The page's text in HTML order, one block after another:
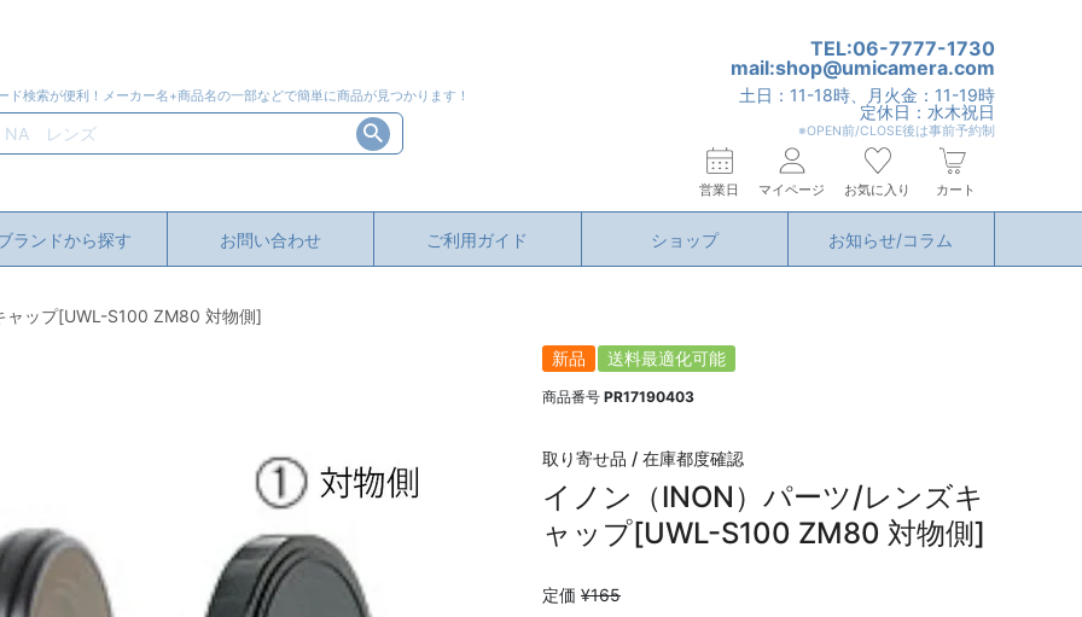
ド検索が便利！メーカー名+商品名の一部などで簡単に商品が見つかります！
TEL:06-7777-1730
mail:shop@umicamera.com
土日：11-18時、月火金：11-19時
定休日：水木祝日
※OPEN前/CLOSE後は事前予約制
営業日 マイページ お気に入り カート
ランドから探す お問い合わせ ご利用ガイド ショップ お知らせ/コラム
ップ[UWL-S100 ZM80 対物側]
新品 送料最適化可能
商品番号 PR17190403
取り寄せ品 / 在庫都度確認
イノン（INON）パーツ/レンズキ
ャップ[UWL-S100 ZM80 対物側]
定価 ¥165